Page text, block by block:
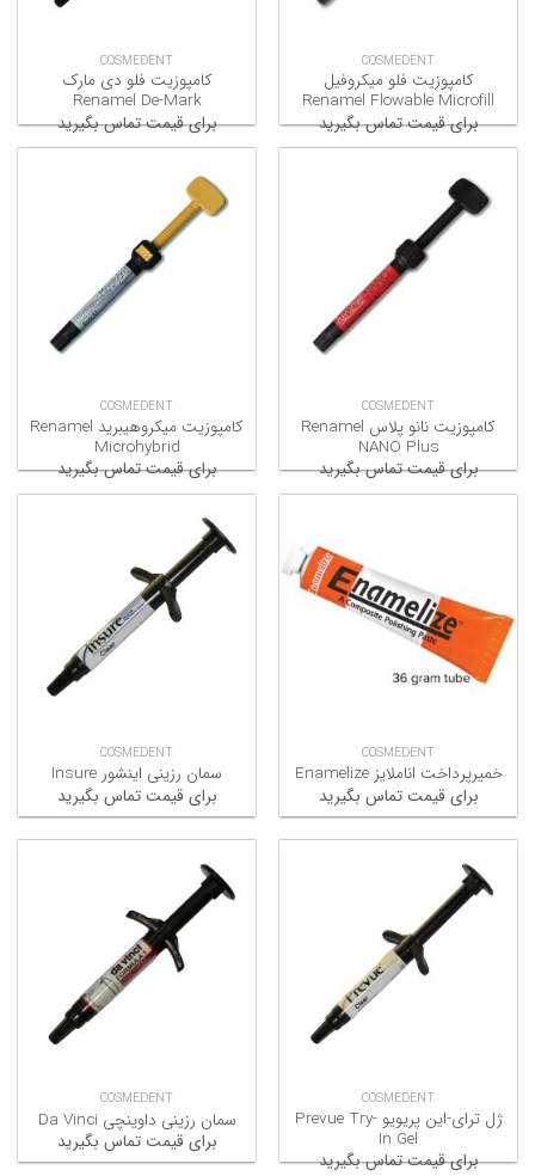
COSMEDENT
کامپوزیت فلو میکروفیل
Renamel Flowable Microfill
برای قیمت تماس بگیرید
COSMEDENT
کامپوزیت فلو دی مارک
Renamel De-Mark
برای قیمت تماس بگیرید
COSMEDENT
کامپوزیت نانو پلاس Renamel
NANO Plus
برای قیمت تماس بگیرید
COSMEDENT
کامپوزیت میکروهیبرید Renamel
Microhybrid
برای قیمت تماس بگیرید
COSMEDENT
خمیرپرداخت اناملایز Enamelize
برای قیمت تماس بگیرید
COSMEDENT
سمان رزینی اینشور Insure
برای قیمت تماس بگیرید
COSMEDENT
ژل ترای-این پریویو Prevue Try-
In Gel
برای قیمت تماس بگیرید
COSMEDENT
سمان رزینی داوینچی Da Vinci
برای قیمت تماس بگیرید